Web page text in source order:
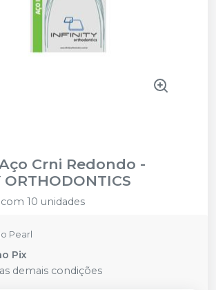
Crni Redondo -
ORTHODONTICS
10 unidades
Pearl
Pix
demais condições